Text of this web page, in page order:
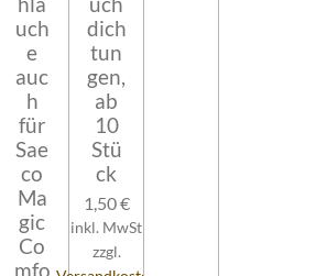
uch
e
auc
h
für
Sae
co
Ma
gic
Co
mfo
dich
tun
gen,
ab
10
Stü
ck
1,50 €
inkl. MwSt
zzgl.